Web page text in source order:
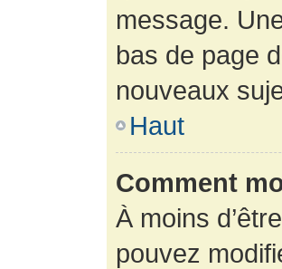
message.
bas de page
nouveaux
Haut
Comment
À moins
pouvez